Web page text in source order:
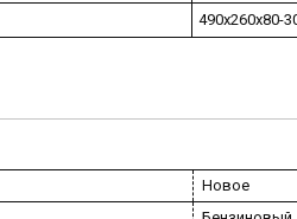
490х260х80-
Новое